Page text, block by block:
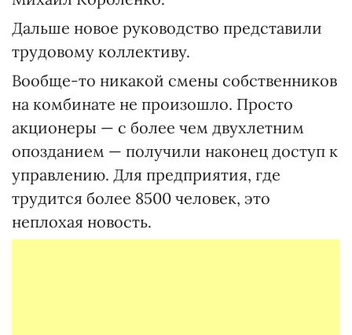
Дальше новое руководство представили
трудовому коллективу.
Вообще-то никакой смены собственников
на комбинате не произошло. Просто
акционеры — с более чем двухлетним
опозданием — получили наконец доступ к
управлению. Для предприятия, где
трудится более 8500 человек, это
неплохая новость.